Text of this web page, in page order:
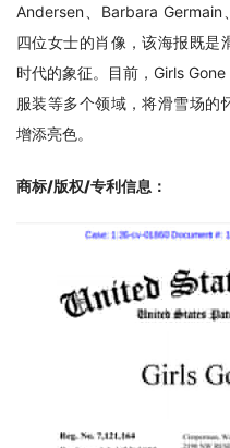
Andersen、Barbara
四位女士的肖像，该海报既是
时代的象征。目前，Girls
服装等多个领域，将滑雪场的
增添亮色。
商标/版权/专利信息 ：